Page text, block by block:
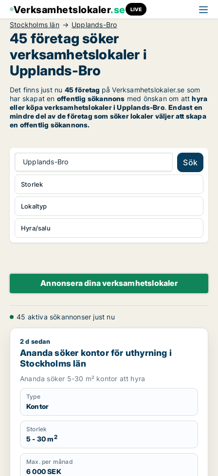
Verksamhetslokaler.se LIVE
Stockholms län Upplands-Bro
45 företag söker
verksamhetslokaler i
Upplands-Bro
Det finns just nu 45 företag på Verksamhetslokaler.se som
har skapat en offentlig sökannons med önskan om atthyra
eller köpa verksamhetslokaler i Upplands-Bro.Endast en
mindre del av de företag som söker lokaler väljer att skapa
en offentlig sökannons.
Upplands-Bro Sök
Lokaltyp
Hyra/salu
Storlek
Annonsera dina verksamhetslokaler
45 aktiva sökannonser just nu
Ananda söker kontor för uthyrning i Stockholms län
2 d sedan
Ananda söker kontor för uthyrning i
Stockholms län
Ananda söker 5-30 m² kontor att hyra
Type
Kontor
Storlek
5 - 30 m2
Max. per månad
6 000 SEK